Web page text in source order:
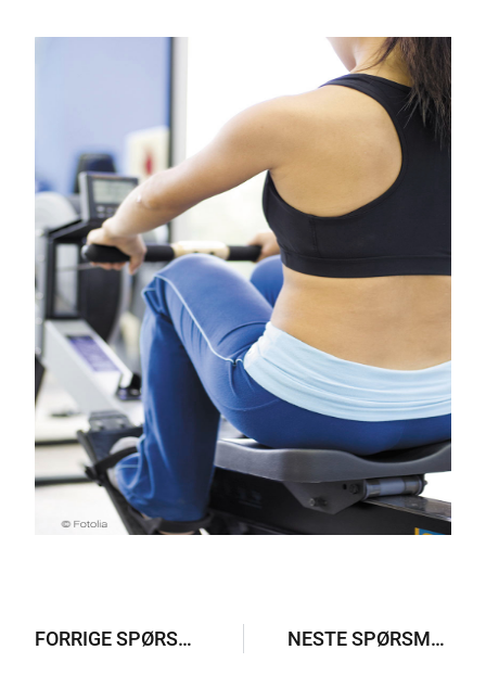
FORRIGE SPØRSMÅL NESTE SPØRSMÅL